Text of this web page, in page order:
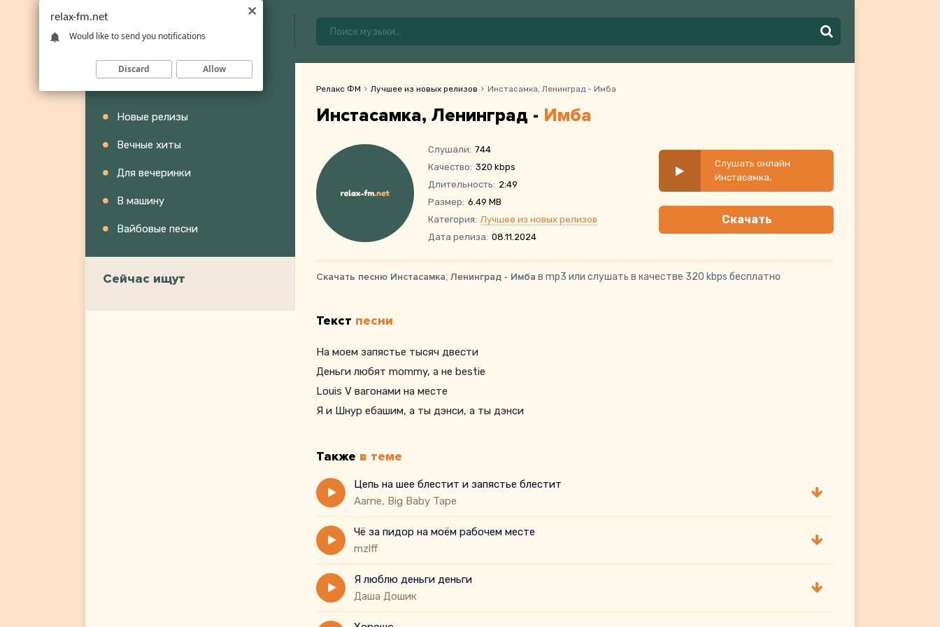
Новые релизы
Вечные хиты
Для вечеринки
В машину
Вайбовые песни
Сейчас ищут
Релакс ФМ Лучшее из новых релизов Инстасамка, Ленинград - Имба
Инстасамка, Ленинград - Имба
Слушали: 744
Качество: 320 kbps
Длительность: 2:49
Размер: 6.49 MB
Категория: Лучшее из новых релизов
Дата релиза: 08.11.2024
Слушать онлайн
Инстасамка,
Ленинград - Имба
Скачать
Скачать песню Инстасамка, Ленинград - Имба в mp3 или слушать в качестве 320 kbps бесплатно
Текст песни
На моем запястье тысяч двести
Деньги любят mommy, а не bestie
Louis V вагонами на месте
Я и Шнур ебашим, а ты дэнси, а ты дэнси
Также в теме
Цепь на шее блестит и запястье блестит
Aarne, Big Baby Tape
Чё за пидор на моём рабочем месте
mzlff
Я люблю деньги деньги
Даша Дошик
relax-fm.net
Would like to send you notifications
Discard Allow